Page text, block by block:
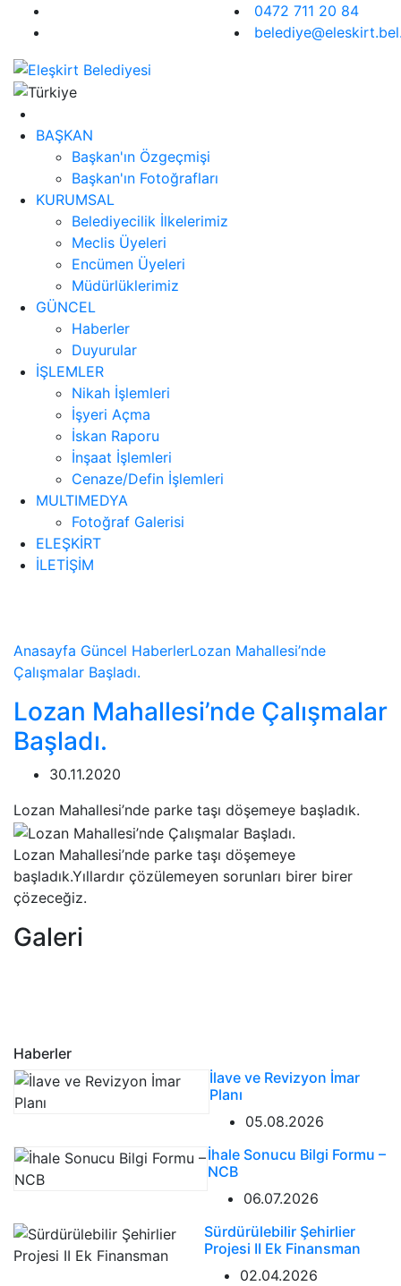
0472 711 20 84
BAŞKAN
Başkan'ın Özgeçmişi
Başkan'ın Fotoğrafları
KURUMSAL
Belediyecilik İlkelerimiz
Meclis Üyeleri
Encümen Üyeleri
Müdürlüklerimiz
GÜNCEL
Haberler
Duyurular
İŞLEMLER
Nikah İşlemleri
İşyeri Açma
İskan Raporu
İnşaat İşlemleri
Cenaze/Defin İşlemleri
MULTIMEDYA
Fotoğraf Galerisi
ELEŞKİRT
İLETİŞİM
Anasayfa Güncel HaberlerLozan Mahallesi’nde
Çalışmalar Başladı.
Lozan Mahallesi’nde Çalışmalar
Başladı.
30.11.2020
Lozan Mahallesi’nde parke taşı döşemeye başladık.
Lozan Mahallesi’nde parke taşı döşemeye
başladık.Yıllardır çözülemeyen sorunları birer birer
çözeceğiz.
Galeri
Haberler
İlave ve Revizyon İmar
Planı
05.08.2026
İhale Sonucu Bilgi Formu –
NCB
06.07.2026
Sürdürülebilir Şehirlier
Projesi II Ek Finansman
02.04.2026